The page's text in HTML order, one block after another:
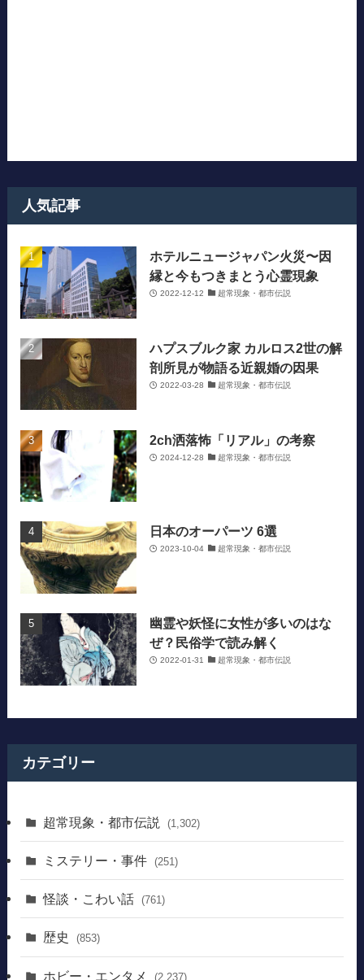
人気記事
ホテルニュージャパン火災〜因
縁と今もつきまとう心霊現象
2022-12-12 超常現象・都市伝説
ハプスブルク家 カルロス2世の解
剖所見が物語る近親婚の因果
2022-03-28 超常現象・都市伝説
2ch洒落怖「リアル」の考察
2024-12-28 超常現象・都市伝説
日本のオーパーツ 6選
2023-10-04 超常現象・都市伝説
幽霊や妖怪に女性が多いのはな
ぜ？民俗学で読み解く
2022-01-31 超常現象・都市伝説
カテゴリー
超常現象・都市伝説 (1,302)
ミステリー・事件 (251)
怪談・こわい話 (761)
歴史 (853)
ホビー・エンタメ (2,237)